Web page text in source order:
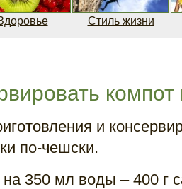
Стиль жизни
и
по-чешски.
на 350 мл воды – 400 г